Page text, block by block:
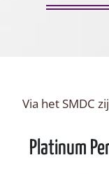
Via het SMDC
Platinum